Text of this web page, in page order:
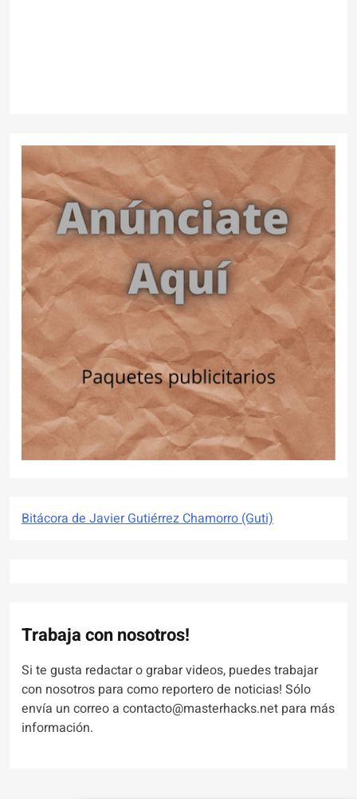
Bitácora de Javier Gutiérrez Chamorro (Guti)
Trabaja con nosotros!
Si te gusta redactar o grabar videos, puedes trabajar
con nosotros para como reportero de noticias! Sólo
envía un correo a contacto@masterhacks.net para más
información.